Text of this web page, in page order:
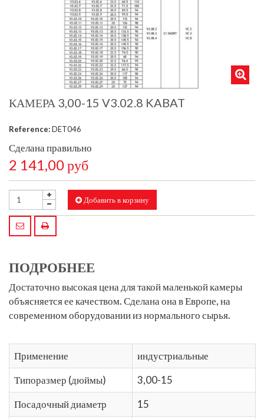
КАМЕРА 3,00-15 V3.02.8 KABAT
Reference:DET046
Сделана правильно
2 141,00 руб
Добавить в корзину
ПОДРОБНЕЕ
Достаточно высокая цена для такой маленькой камеры
объясняется ее качеством. Сделана она в Европе, на
современном оборудовании из нормального сырья.
Применение
индустриальные
Типоразмер (дюймы)
3,00-15
Посадочный диаметр
15